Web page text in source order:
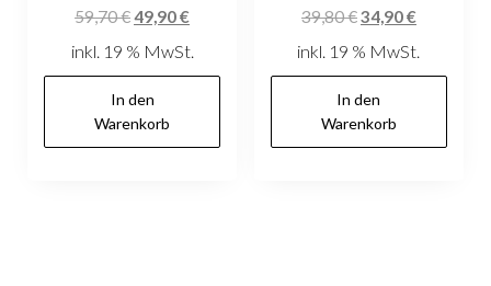
59,70€Ursprünglicher
Preis
59,70 €
49,90€
inkl. 19 % MwSt.
In den
Warenkorb
39,80€Ursprünglicher
Preis
39,80 €
34,90€Aktueller
inkl. 19 % MwSt.
In den
Warenkorb